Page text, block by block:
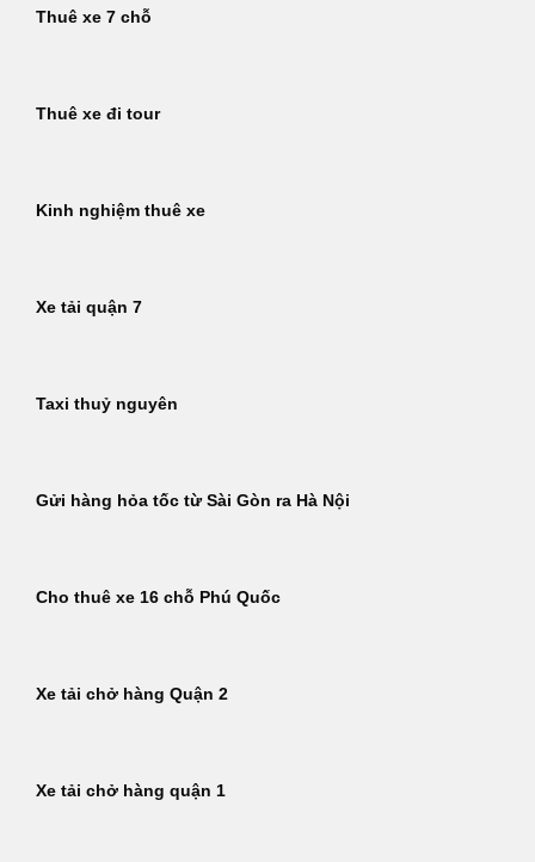
Thuê xe 7 chỗ
Thuê xe đi tour
Kinh nghiệm thuê xe
Xe tải quận 7
Taxi thuỷ nguyên
Gửi hàng hỏa tốc từ Sài Gòn ra Hà Nội
Cho thuê xe 16 chỗ Phú Quốc
Xe tải chở hàng Quận 2
Xe tải chở hàng quận 1